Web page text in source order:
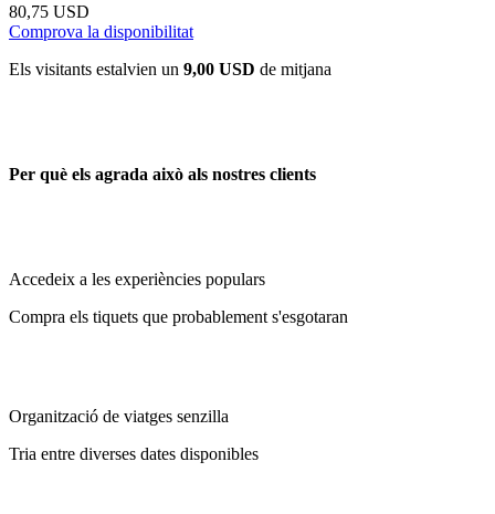
80,75 USD
Comprova la disponibilitat
Els visitants estalvien un 9,00 USD de mitjana
Per què els agrada això als nostres clients
Accedeix a les experiències populars
Compra els tiquets que probablement s'esgotaran
Organització de viatges senzilla
Tria entre diverses dates disponibles